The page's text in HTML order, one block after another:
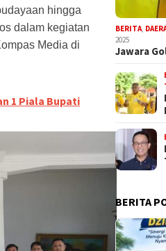
hingga
dalam kegiatan
Media di
1 Piala Bupati
BERITA
2025
Jawara
BERITA